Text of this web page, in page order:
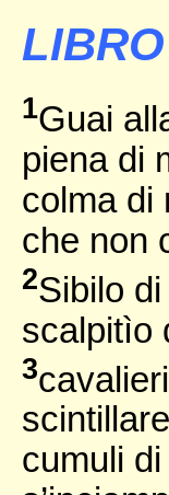
1Guai
piena di
colma di
che non
2Sibilo
scalpitìo
3
cumuli